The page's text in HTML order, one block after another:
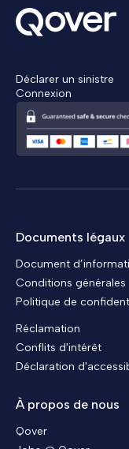
Déclarer un sinistre
Connexion
Documents légaux
Document
Conditions générales
Politique de
Réclamation
Conflits d'intérêt
Déclaration
À propos de nous
Qover